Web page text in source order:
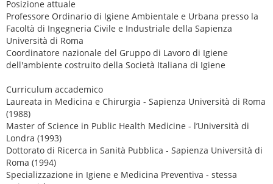
Posizione attuale
Professore Ordinario di Igiene Ambientale e Urbana presso la
Facoltà di Ingegneria Civile e Industriale della Sapienza
Università di Roma
Coordinatore nazionale del Gruppo di Lavoro di Igiene
dell'ambiente costruito della Società Italiana di Igiene
Curriculum accademico
Laureata in Medicina e Chirurgia - Sapienza Università di Roma
(1988)
Master of Science in Public Health Medicine - l’Università di
Londra (1993)
Dottorato di Ricerca in Sanità Pubblica - Sapienza Università di
Roma (1994)
Specializzazione in Igiene e Medicina Preventiva - stessa